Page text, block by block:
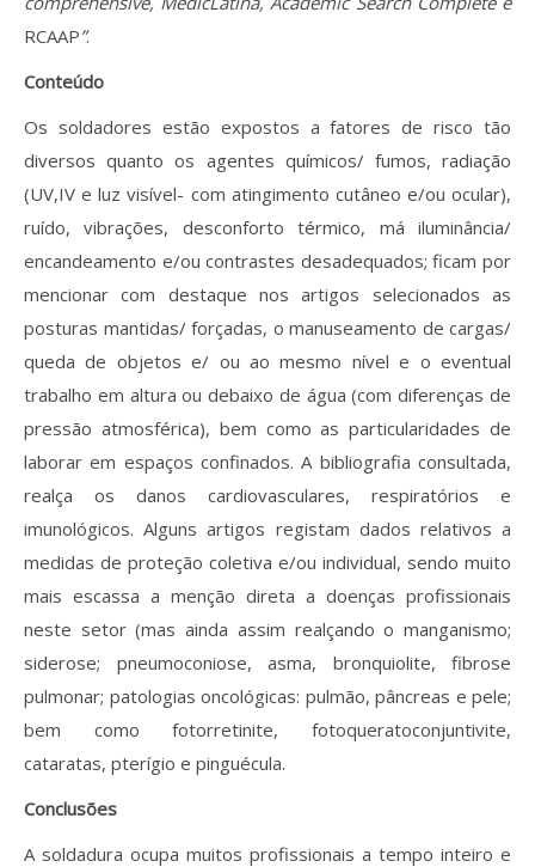
RCAAP”.
Conteúdo
Os soldadores estão expostos a fatores de risco tão
diversos quanto os agentes químicos/ fumos, radiação
(UV,IV e luz visível- com atingimento cutâneo e/ou ocular),
ruído, vibrações, desconforto térmico, má iluminância/
encandeamento e/ou contrastes desadequados; ficam por
mencionar com destaque nos artigos selecionados as
posturas mantidas/ forçadas, o manuseamento de cargas/
queda de objetos e/ ou ao mesmo nível e o eventual
trabalho em altura ou debaixo de água (com diferenças de
pressão atmosférica), bem como as particularidades de
laborar em espaços confinados. A bibliografia consultada,
realça os danos cardiovasculares, respiratórios e
imunológicos. Alguns artigos registam dados relativos a
medidas de proteção coletiva e/ou individual, sendo muito
mais escassa a menção direta a doenças profissionais
neste setor (mas ainda assim realçando o manganismo;
siderose; pneumoconiose, asma, bronquiolite, fibrose
pulmonar; patologias oncológicas: pulmão, pâncreas e pele;
bem como fotorretinite, fotoqueratoconjuntivite,
cataratas, pterígio e pinguécula.
Conclusões
A soldadura ocupa muitos profissionais a tempo inteiro e